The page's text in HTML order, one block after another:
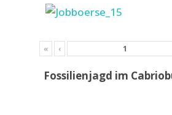
« ‹
Fossilienjagd im